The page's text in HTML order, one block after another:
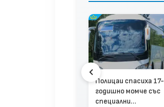
Полицаи спасиха 17-
годишно момче със
специални